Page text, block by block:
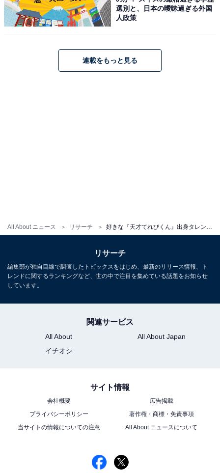
All About ニュース リサーチ
1位にランクインしたのは「ウエンツ瑛士」さんでし
1995年から2000年まで、長きにわたり『天才てれびく
やバラエティ番組への出演も多く、タレント業も好調で
回答者からは、「見た目は王子様みたいなのにキャラが
気さくで面白い」（30代女性／栃木県）、「初めて、
ままでも仕事はあって活躍していたのに、留学して自身
のスキルを高めたいという思い切りに尊敬の念を覚えま
した」（30代女性／東京都）などの意見が寄せられまし
長年にわたってテレビ局でバラエティ番組、情報番組な
選別と、日本の曖昧過ぎる外国
人政策
連載をもっと見る
リサーチ
編集部が独自目線で調査したトピックスをはじめ、最新のリリース情報、ト
レンドに関するランキングなど、世の中で注目を集めている話題をお知らせ
しています。
関連サービス
All About
All About Japan
イチオシ
サイト情報
会社概要
広告掲載
プライバシーポリシー
著作権・商標・免責事項
当サイトの情報についての注意
All About ニュースについて